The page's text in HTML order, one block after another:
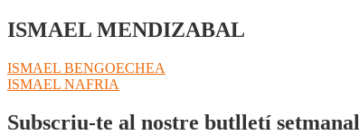
ISMAEL MENDIZABAL
Navegació
d'entrades
Entrada
anterior:
ISMAEL BENGOECHEA
Pròxima
ISMAEL NAFRIA
Subscriu-te al nostre butlletí setmanal